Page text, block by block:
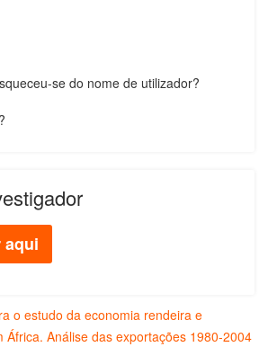
se do nome de utilizador?
aqui
o estudo da economia rendeira e
África. Análise das exportações 1980-2004